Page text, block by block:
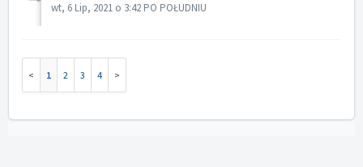
wt, 6 Lip, 2021 o 3:42 PO POŁUDNIU
1 2 3 4